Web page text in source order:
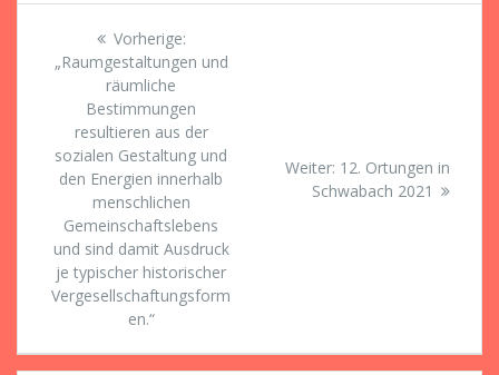
Beitragsnavigation
Vorherige:Vorheriger
Beitrag:
„Raumgestaltungen und
räumliche
Bestimmungen
resultieren aus der
sozialen Gestaltung und
den Energien innerhalb
menschlichen
Gemeinschaftslebens
und sind damit Ausdruck
je typischer historischer
Vergesellschaftungsform
en.“
Weiter: Nächster
Beitrag:
12. Ortungen in
Schwabach 2021